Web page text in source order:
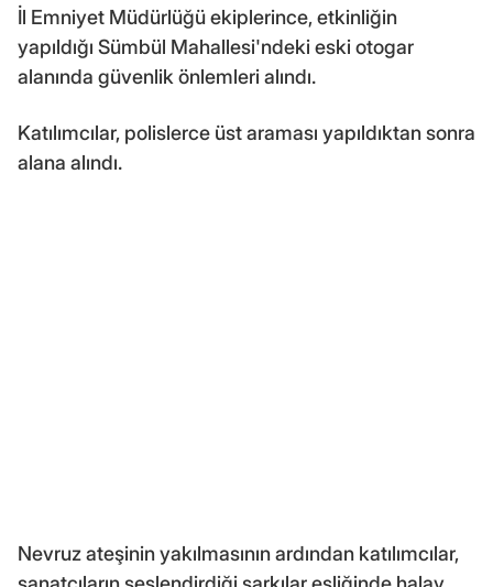
İl Emniyet Müdürlüğü ekiplerince, etkinliğin
yapıldığı Sümbül Mahallesi'ndeki eski otogar
alanında güvenlik önlemleri alındı.
Katılımcılar, polislerce üst araması yapıldıktan sonra
alana alındı.
Nevruz ateşinin yakılmasının ardından katılımcılar,